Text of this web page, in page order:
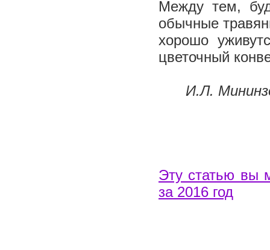
Между тем,
обычные
хорошо
цветочный
И.Л.
Эту статью вы
за 2016 год